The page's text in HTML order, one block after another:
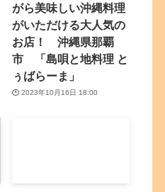
がら美味しい沖縄料理
がいただける大人気の
お店！ 沖縄県那覇
市 「島唄と地料理 と
ぅばらーま」
2023年10月16日 18:00